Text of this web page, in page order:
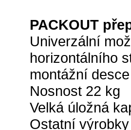
PACKOUT
Univerzální
horizontálního
montážní
Nosnost 22 kg
Velká úložná
Ostatní